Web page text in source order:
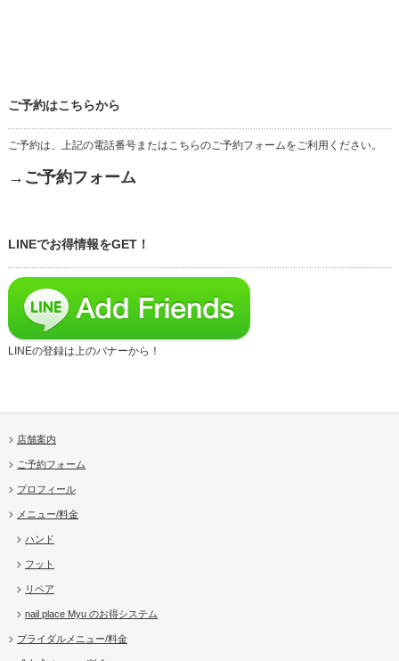
ご予約はこちらから
ご予約は、上記の電話番号またはこちらのご予約フォームをご利用ください。
→ご予約フォーム
LINEでお得情報をGET！
LINEの登録は上のバナーから！
店舗案内
ご予約フォーム
プロフィール
メニュー/料金
ハンド
フット
リペア
nail place Myu のお得システム
ブライダルメニュー/料金